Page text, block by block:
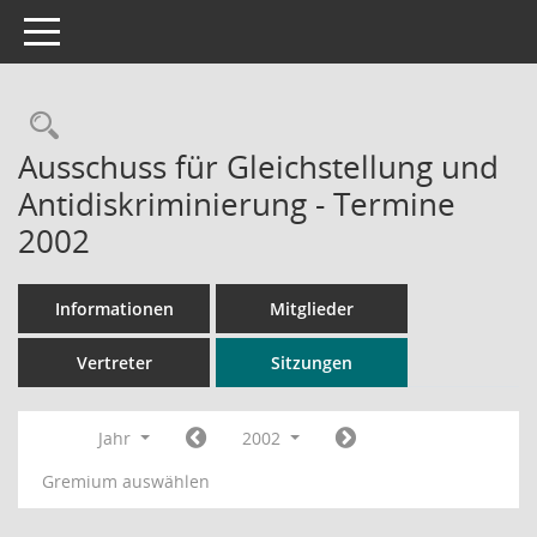
Toggle navigation
Rechercheauswahl
Ausschuss für Gleichstellung und
Antidiskriminierung - Termine
2002
Informationen Mitglieder
Vertreter Sitzungen
Jahr
2002
Gremium auswählen